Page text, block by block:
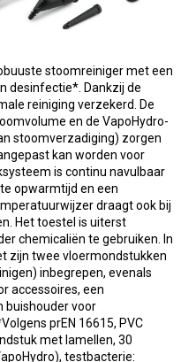
stoomreiniger met een
desinfectie*. Dankzij de
reiniging verzekerd. De
en de VapoHydro-
stoomverzadiging) zorgen
kan worden voor
is continu navulbaar
opwarmtijd en een
draagt ook bij
Het toestel is uiterst
chemicaliën te gebruiken. In
zijn twee vloermondstukken
inbegrepen, evenals
accessoires, een
buishouder voor
prEN 16615, PVC
met lamellen, 30
testbacterie: